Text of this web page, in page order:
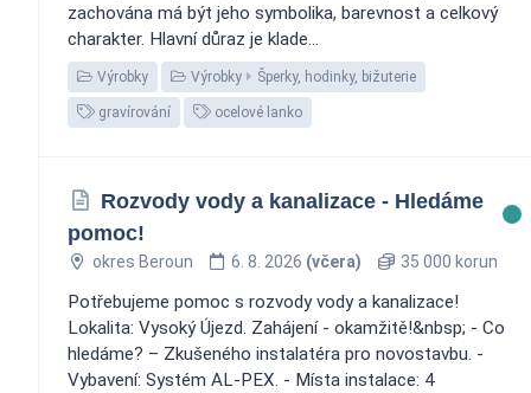
zachována má být jeho symbolika, barevnost a celkový
charakter. Hlavní důraz je klade...
Výrobky Výrobky Šperky, hodinky, bižuterie
gravírování ocelové lanko
Rozvody vody a kanalizace - Hledáme
pomoc! ️
okres Beroun 6. 8. 2026 (včera) 35 000 korun
Potřebujeme pomoc s rozvody vody a kanalizace!
Lokalita: Vysoký Újezd. Zahájení - okamžitě!&nbsp; - Co
hledáme? – Zkušeného instalatéra pro novostavbu. -
Vybavení: Systém AL-PEX. - Místa instalace: 4